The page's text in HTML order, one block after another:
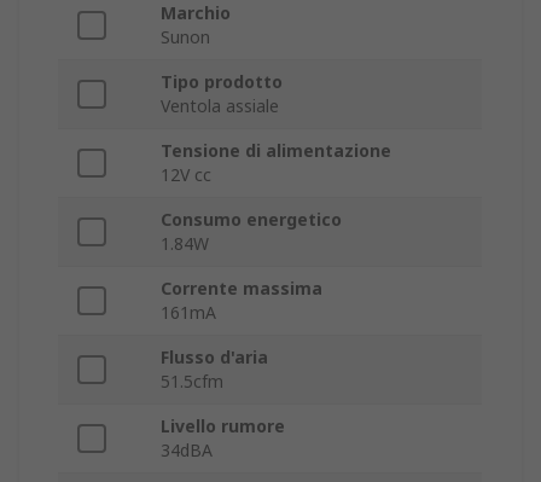
Marchio
Sunon
Tipo prodotto
Ventola assiale
Tensione di alimentazione
12V cc
Consumo energetico
1.84W
Corrente massima
161mA
Flusso d'aria
51.5cfm
Livello rumore
34dBA